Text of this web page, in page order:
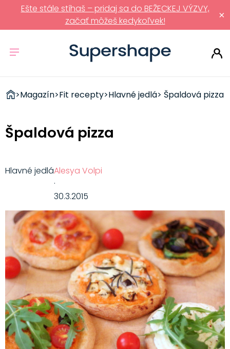
×
Ešte stále stíhaš – pridaj sa do BEŽECKEJ VÝZVY,
začať môžeš kedykoľvek!
ZDRAVÉ
>Magazín>Fit recepty>Hlavné jedlá> Špaldová pizza
Špaldová pizza
Hlavné jedláAlesya Volpi
·
30.3.2015